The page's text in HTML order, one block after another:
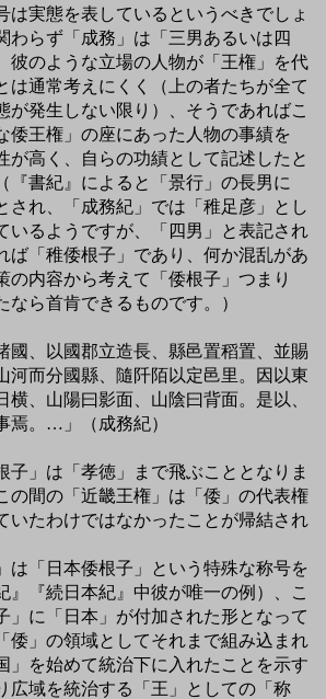
は実態を表しているというべきでしょ
わらず「成務」は「三男あるいは四
彼のような立場の人物が「王権」を代
は通常考えにくく（上の者たちが全て
が発生しない限り）、そうであればこ
倭王権」の座にあった人物の事績を
が高く、自らの功績として記述したと
『書紀』によると「景行」の長男に
され、「成務紀」では「稚足彦」とし
いるようですが、「四男」と表記され
ば「稚倭根子」であり、何か混乱があ
の内容から考えて「倭根子」つまり
なら首肯できるものです。）
國、以國郡立造長、縣邑置稻置、並賜
河而分國縣、隨阡陌以定邑里。因以東
横、山陽曰影面、山陰曰背面。是以、
焉。…」（成務紀）
」は「孝徳」まで飛ぶこととなりま
の間の「近畿王権」は「倭」の代表権
いたわけではなかったことが帰結され
「日本倭根子」という特殊な称号を
』『続日本紀』中彼が唯一の例）、こ
」に「日本」が付加された形となって
倭」の領域としてそれまで組み込まれ
」を始めて統治下に入れたことを示す
広域を統治する「王」としての「称